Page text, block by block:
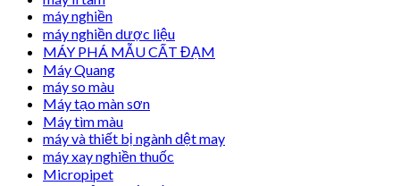
máy nghiền
máy nghiền dược liệu
MÁY PHÁ MẪU CẤT ĐẠM
Máy Quang
máy so màu
Máy tạo màn sơn
Máy tìm màu
máy và thiết bị ngành dệt may
máy xay nghiền thuốc
Micropipet